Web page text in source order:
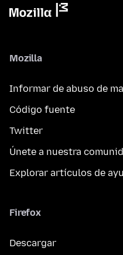
Mozilla
Informar de abuso de
Código fuente
Twitter
Únete a nuestra
Explorar artículos de
Firefox
Descargar